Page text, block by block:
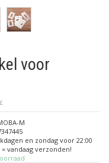
voor
M
en zondag voor 22:00
vandaag verzonden!